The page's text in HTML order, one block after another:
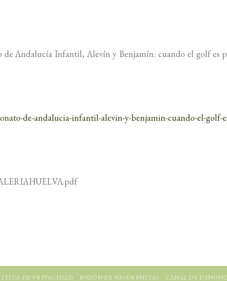
de Andalucía Infantil, Alevín y Benjamín: cuando el golf es
de-andalucia-infantil-alevin-y-benjamin-cuando-el-golf-
DE PRIVACIDAD BUZÓN DE SUGERENCIAS CANAL DE